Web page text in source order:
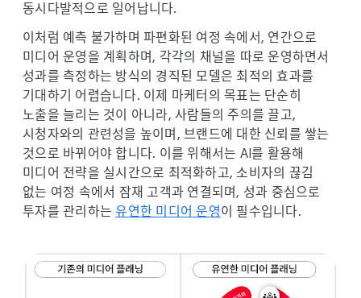
동시다발적으로 일어납니다.
이처럼 예측 불가하며 파편화된 여정 속에서, 연간으로
미디어 운영을 계획하며, 각각의 채널을 따로 운영하면서
성과를 측정하는 방식의 경직된 모델은 최적의 효과를
기대하기 어렵습니다. 이제 마케터의 목표는 단순히
노출을 늘리는 것이 아니라, 사람들의 주의를 끌고,
시청자와의 관련성을 높이며, 브랜드에 대한 신뢰를 쌓는
것으로 바뀌어야 합니다. 이를 위해서는 AI를 활용해
미디어 전략을 실시간으로 최적화하고, 소비자의 끊김
없는 여정 속에서 잠재 고객과 연결되며, 성과 중심으로
투자를 관리하는유연한 미디어 운영이 필수입니다.